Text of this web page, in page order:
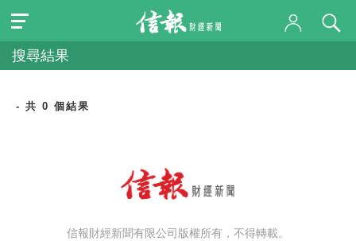
搜尋結果
- 共 0 個結果
信報財經新聞有限公司版權所有，不得轉載。